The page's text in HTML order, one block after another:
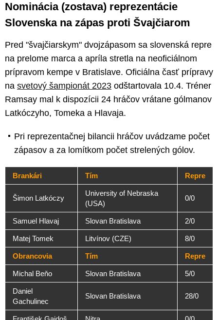
Nominácia (zostava) reprezentácie
Slovenska na zápas proti Švajčiarom
Pred "švajčiarskym" dvojzápasom sa slovenská repre
na prelome marca a apríla stretla na neoficiálnom
prípravom kempe v Bratislave. Oficiálna časť prípravy
na svetový šampionát 2023 odštartovala 10.4. Tréner
Ramsay mal k dispozícii 24 hráčov vrátane gólmanov
Latkóczyho, Tomeka a Hlavaja.
Pri reprezentačnej bilancii hráčov uvádzame počet
zápasov a za lomítkom počet strelených gólov.
Brankári Tím Repre
Šimon Latkóczy
University of Nebraska
(USA)
0/0
Samuel Hlavaj Slovan Bratislava 2/0
Matej Tomek Litvínov (CZE) 8/0
Obrancovia Tím Repre
Michal Beňo Slovan Bratislava 5/0
Daniel
Gachulinec
Slovan Bratislava 28/0